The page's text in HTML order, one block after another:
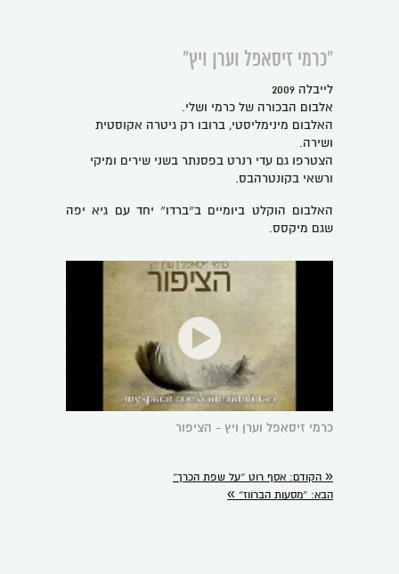
״כרמי זיסאפל וערן ויץ״
לייבלה 2009
אלבום הבכורה של כרמי ושלי.
האלבום מינימליסטי, ברובו רק גיטרה אקוסטית
ושירה.
הצטרפו גם עדי רנרט בפסנתר בשני שירים ומיקי
ורשאי בקונטרהבס.
האלבום הוקלט ביומיים ב״ברדו״ יחד עם גיא יפה
שגם מיקסס.
כרמי זיסאפל וערן ויץ - הציפור
« הקודם: אסף רוט ״על שפת הכרך״
הבא: ״מסעות הברווז״ »